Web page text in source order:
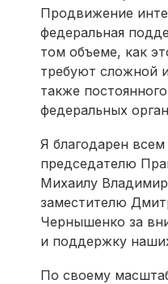
Продвижение
федеральная
том объеме, как
требуют сложной
также
федеральных
Я благодарен
председателю
Михаилу
заместителю
Чернышенко за
и поддержку
По своему